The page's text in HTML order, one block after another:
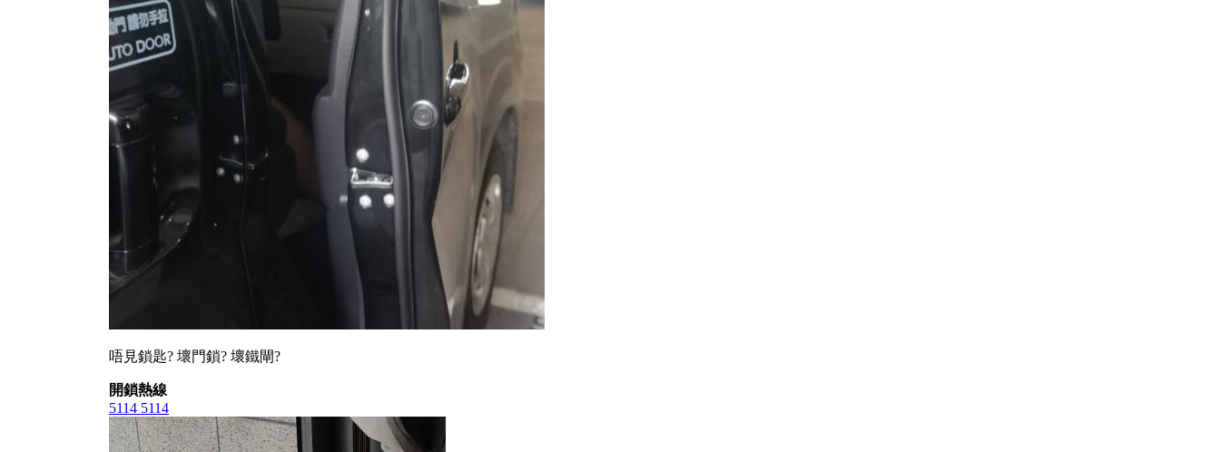
唔見鎖匙? 壞門鎖? 壞鐵閘?
開鎖熱線
5114 5114